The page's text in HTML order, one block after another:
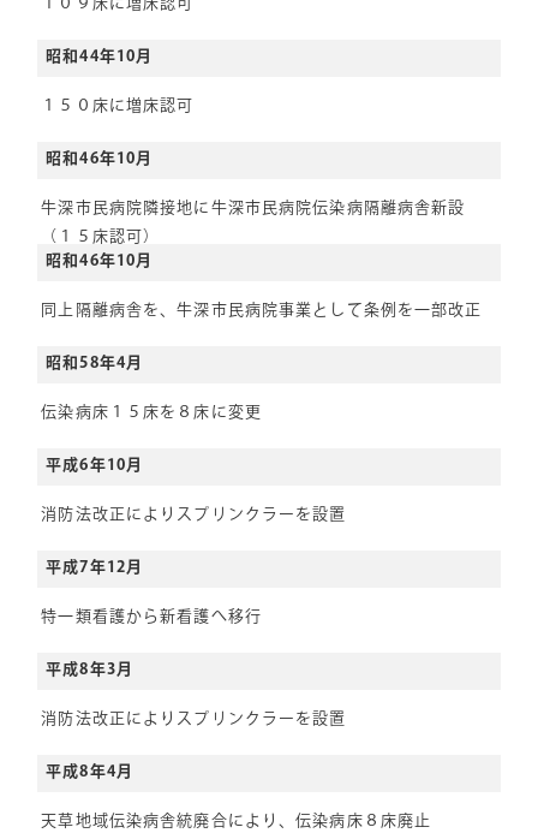
昭和44年10月
１５０床に増床認可
昭和46年10月
牛深市民病院隣接地に牛深市民病院伝染病隔離病舎新設
（１５床認可）
昭和46年10月
同上隔離病舎を、牛深市民病院事業として条例を一部改正
昭和58年4月
伝染病床１５床を８床に変更
平成6年10月
消防法改正によりスプリンクラーを設置
平成7年12月
特一類看護から新看護へ移行
平成8年3月
消防法改正によりスプリンクラーを設置
平成8年4月
天草地域伝染病舎統廃合により、伝染病床８床廃止